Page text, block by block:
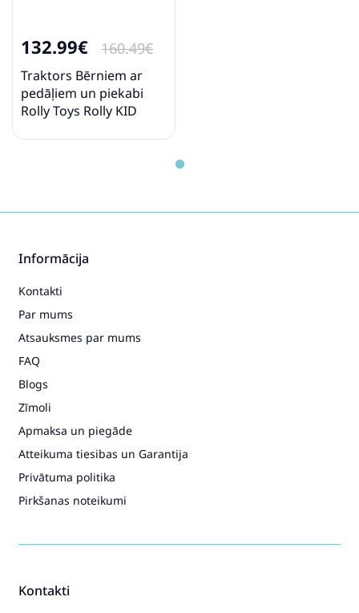
132.99€ 160.49€
Traktors Bērniem ar
pedāļiem un piekabi
Rolly Toys Rolly KID
Kontakti
Informācija
Kontakti
Par mums
Atsauksmes par mums
FAQ
Blogs
Zīmoli
Apmaksa un piegāde
Atteikuma tiesibas un Garantija
Privātuma politika
Pirkšanas noteikumi